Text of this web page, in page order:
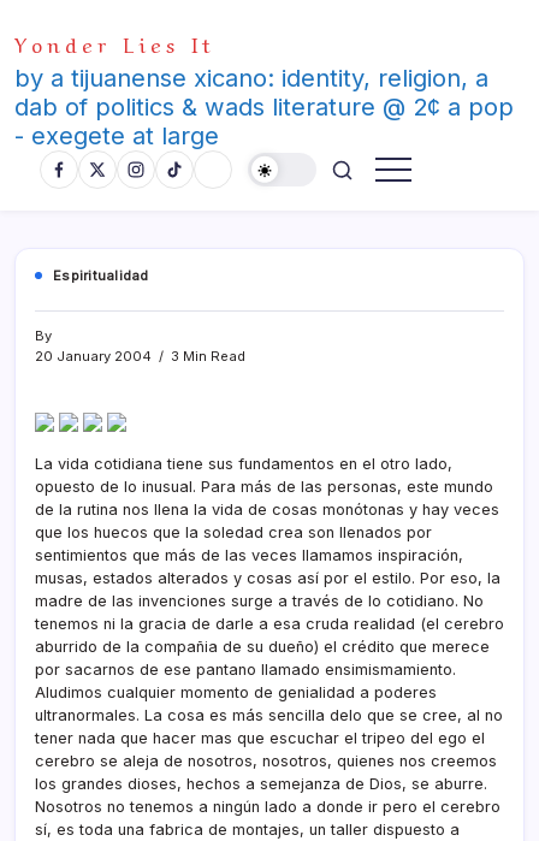
to
content
Yonder Lies It
by a tijuanense xicano: identity, religion, a
dab of politics & wads literature @ 2¢ a pop
- exegete at large
Espiritualidad
By
20 January 2004
3 Min Read
La vida cotidiana tiene sus fundamentos en el otro lado,
opuesto de lo inusual. Para más de las personas, este mundo
de la rutina nos llena la vida de cosas monótonas y hay veces
que los huecos que la soledad crea son llenados por
sentimientos que más de las veces llamamos inspiración,
musas, estados alterados y cosas así­ por el estilo. Por eso, la
madre de las invenciones surge a través de lo cotidiano. No
tenemos ni la gracia de darle a esa cruda realidad (el cerebro
aburrido de la compañia de su dueño) el crédito que merece
por sacarnos de ese pantano llamado ensimismamiento.
Aludimos cualquier momento de genialidad a poderes
ultranormales. La cosa es más sencilla delo que se cree, al no
tener nada que hacer mas que escuchar el tripeo del ego el
cerebro se aleja de nosotros, nosotros, quienes nos creemos
los grandes dioses, hechos a semejanza de Dios, se aburre.
Nosotros no tenemos a ningún lado a donde ir pero el cerebro
sí­, es toda una fabrica de montajes, un taller dispuesto a